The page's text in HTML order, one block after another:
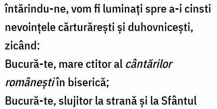
întărindu-ne, vom fi luminați spre a-i cinsti
nevoințele cărturărești și duhovnicești,
zicând:
Bucură-te, mare ctitor al cântărilor
româneștiîn biserică;
Bucură-te, slujitor la strană și la Sfântul